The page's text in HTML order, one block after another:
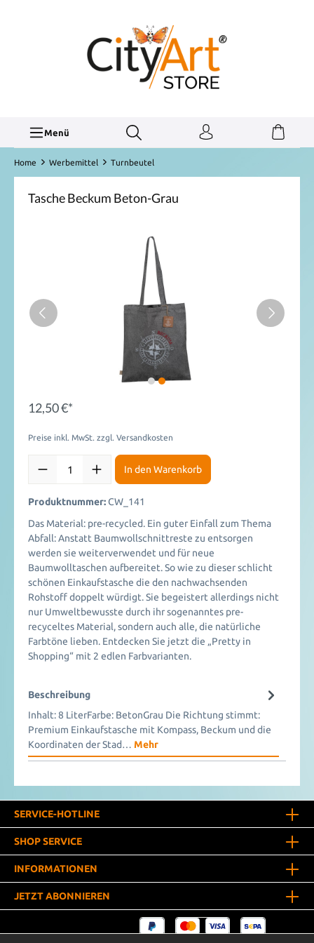
Menü
Home Werbemittel Turnbeutel
Tasche Beckum Beton-Grau
12,50 €*
Preise inkl. MwSt. zzgl. Versandkosten
In den Warenkorb
Produktnummer:CW_141
Das Material: pre-recycled. Ein guter Einfall zum Thema
Abfall: Anstatt Baumwollschnittreste zu entsorgen
werden sie weiterverwendet und für neue
Baumwolltaschen aufbereitet. So wie zu dieser schlicht
schönen Einkaufstasche die den nachwachsenden
Rohstoff doppelt würdigt. Sie begeistert allerdings nicht
nur Umweltbewusste durch ihr sogenanntes pre-
recyceltes Material, sondern auch alle, die natürliche
Farbtöne lieben. Entdecken Sie jetzt die „Pretty in
Shopping“ mit 2 edlen Farbvarianten.
Beschreibung
Inhalt: 8 LiterFarbe: BetonGrau Die Richtung stimmt:
Premium Einkaufstasche mit Kompass, Beckum und die
Koordinaten der Stad… Mehr
SERVICE-HOTLINE
SHOP SERVICE
INFORMATIONEN
JETZT ABONNIEREN